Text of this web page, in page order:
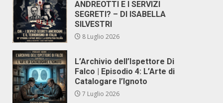
ANDREOTTI E I SERVIZI
SEGRETI? – DI ISABELLA
SILVESTRI
8 Luglio 2026
L’Archivio dell’Ispettore Di
Falco | Episodio 4: L’Arte di
Catalogare l’Ignoto
7 Luglio 2026